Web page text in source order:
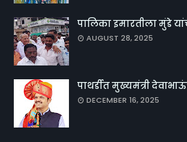
पालिका इमारतीला मुंडे
AUGUST 28, 2025
पाथर्डीत मुख्यमंत्री
DECEMBER 16, 2025